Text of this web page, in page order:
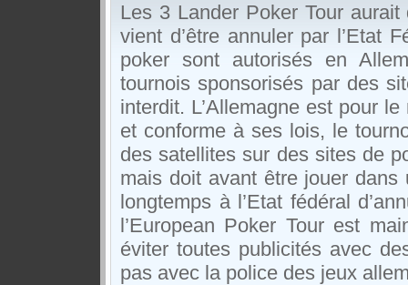
Les 3 Lander Poker Tour
vient d’être annuler par l’Etat
poker sont autorisés en
tournois sponsorisés par des
interdit. L’Allemagne est pour
et conforme à ses lois, le
des satellites sur des sites de
mais doit avant être jouer
longtemps à l’Etat fédéral
l’European Poker Tour est
éviter toutes publicités avec
pas avec la police des jeux